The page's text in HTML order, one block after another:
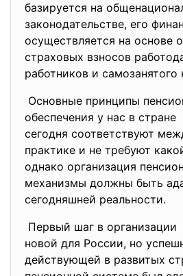
базируется на
законодательстве, его
осуществляется на основе
страховых взносов
работников и
Основные принципы
обеспечения у нас в стране
сегодня соответствуют
практике и не требуют
однако организация
механизмы должны быть
сегодняшней реальности.
Первый шаг в организации
новой для России, но
действующей в развитых